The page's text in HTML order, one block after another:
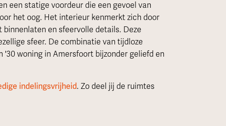
een statige voordeur die een gevoel van
het oog. Het interieur kenmerkt zich door
en sfeervolle details. Deze
sfeer. De combinatie van tijdloze
woning in Amersfoort bijzonder geliefd en
indelingsvrijheid. Zo deel jij de ruimtes